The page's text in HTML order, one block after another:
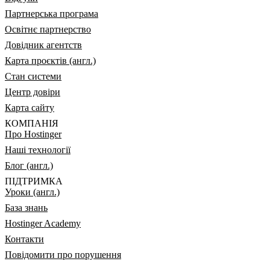
Партнерська програма
Освітнє партнерство
Довідник агентств
Карта проєктів (англ.)
Стан системи
Центр довіри
Карта сайту
КОМПАНІЯ
Про Hostinger
Наші технології
Блог (англ.)
ПІДТРИМКА
Уроки (англ.)
База знань
Hostinger Academy
Контакти
Повідомити про порушення